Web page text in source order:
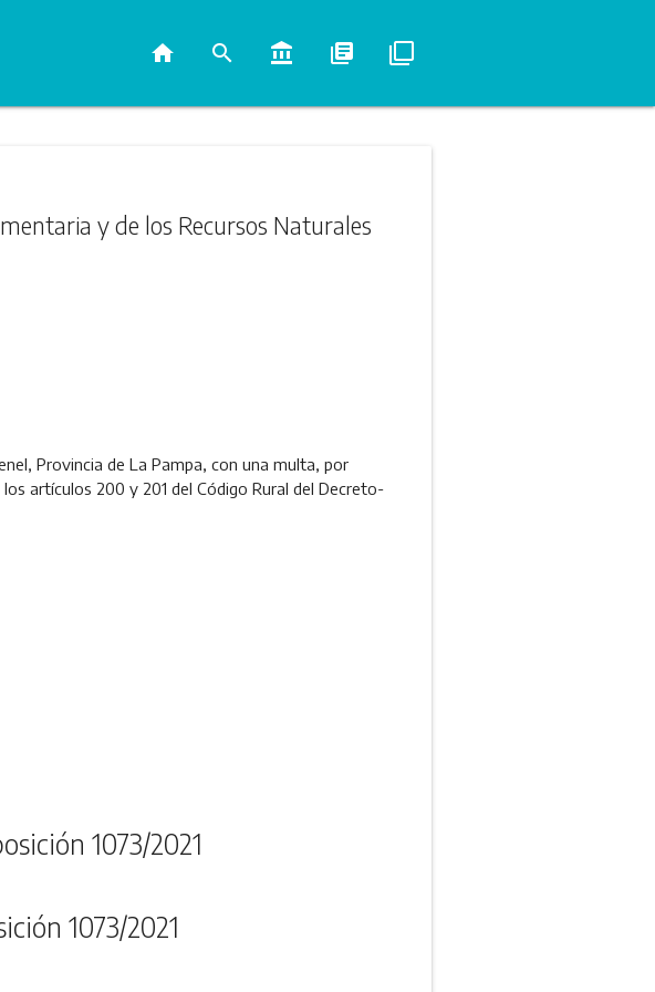
home search account_balance library_books filter_none
y de los Recursos Naturales
Provincia de La Pampa, con una multa, por
artículos 200 y 201 del Código Rural del Decreto-
1073/2021
1073/2021